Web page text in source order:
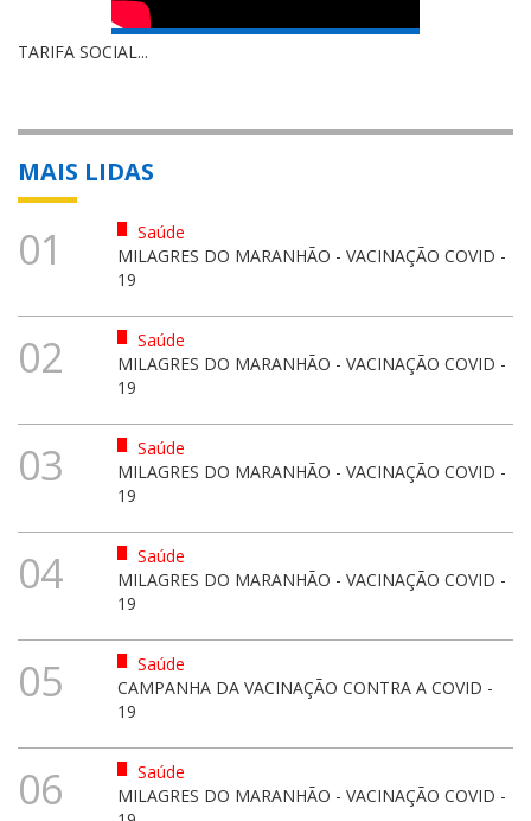
TARIFA SOCIAL...
MAIS LIDAS
01
Saúde
MILAGRES DO MARANHÃO - VACINAÇÃO COVID -
19
02
Saúde
MILAGRES DO MARANHÃO - VACINAÇÃO COVID -
19
03
Saúde
MILAGRES DO MARANHÃO - VACINAÇÃO COVID -
19
04
Saúde
MILAGRES DO MARANHÃO - VACINAÇÃO COVID -
19
05
Saúde
CAMPANHA DA VACINAÇÃO CONTRA A COVID -
19
06
Saúde
MILAGRES DO MARANHÃO - VACINAÇÃO COVID -